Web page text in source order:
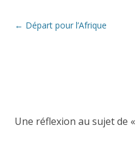
Navigation
← Départ pour l’Afrique
Une réflexion au sujet de «